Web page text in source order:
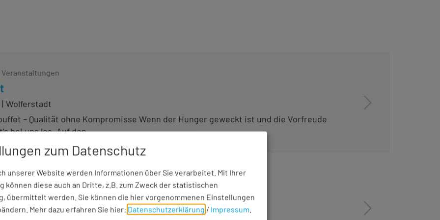
Wolferstadt
– Qualität ohne Kompromisse Wenn der Hunger geweckt ist und die Vorfreude
bei uns los. Auf den ...
Veranstaltungen
Wolferstadt
zum Datenschutz
unserer Website werden Informationen über Sie verarbeitet. Mit Ihrer
können diese auch an Dritte, z.B. zum Zweck der statistischen
übermittelt werden. Sie können die hier vorgenommenen Einstellungen
Mehr dazu erfahren Sie hier: Datenschutzerklärung / Impressum